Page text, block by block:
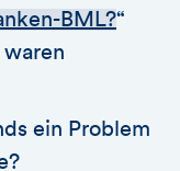
BML?“
ein Problem